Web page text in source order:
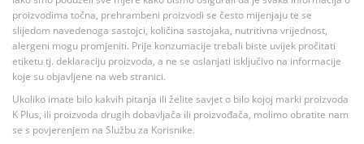
proizvodima točna, prehrambeni proizvodi se često mijenjaju te se
slijedom navedenoga sastojci, količina sastojaka, nutritivna vrijednost,
alergeni mogu promjeniti. Prije konzumacije trebali biste uvijek pročitati
etiketu tj. deklaraciju proizvoda, a ne se oslanjati isključivo na informacije
koje su objavljene na web stranici.
Ukoliko imate bilo kakvih pitanja ili želite savjet o bilo kojoj marki proizvoda
K Plus, ili proizvoda drugih dobavljača ili proizvođača, molimo obratite nam
se s povjerenjem na Službu za Korisnike.